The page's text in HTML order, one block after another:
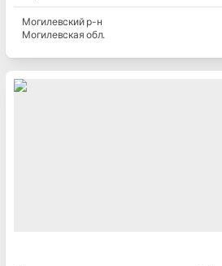
Могилевскийр-н
Могилевская обл.